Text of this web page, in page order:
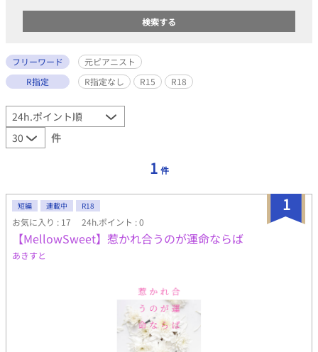
フリーワード
元ピアニスト
R指定
R指定なし R15 R18
件
1 件
1
短編 連載中 R18
お気に入り : 17 24h.ポイント : 0
【MellowSweet】惹かれ合うのが運命ならば
あきすと